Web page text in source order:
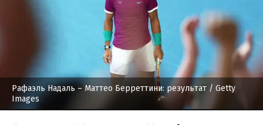
Рафаэль Надаль – Маттео Берреттини: результат / Getty
Images